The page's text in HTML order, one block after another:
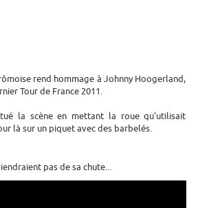
rend hommage à Johnny Hoogerland,
Tour de France 2011.
la scène en mettant la roue qu'utilisait
là sur un piquet avec des barbelés.
pas de sa chute...